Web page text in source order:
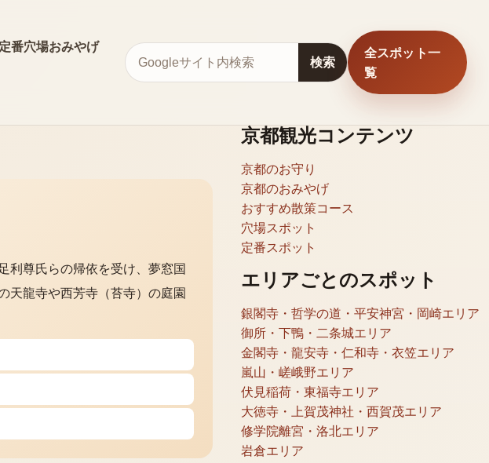
定番穴場おみやげ サイト内検索
検索
全スポット一
覧
利尊氏らの帰依を受け、夢窓国
天龍寺や西芳寺（苔寺）の庭園
京都観光コンテンツ
京都のお守り
京都のおみやげ
おすすめ散策コース
穴場スポット
定番スポット
エリアごとのスポット
銀閣寺・哲学の道・平安神宮・岡崎エリア
御所・下鴨・二条城エリア
金閣寺・龍安寺・仁和寺・衣笠エリア
嵐山・嵯峨野エリア
伏見稲荷・東福寺エリア
大徳寺・上賀茂神社・西賀茂エリア
修学院離宮・洛北エリア
岩倉エリア